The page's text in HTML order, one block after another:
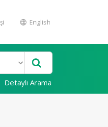
English
Detaylı Arama